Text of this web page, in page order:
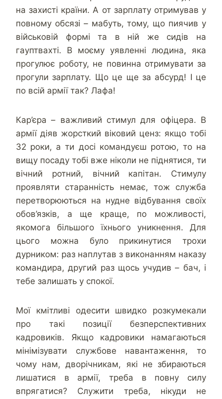
на захисті країни. А от зарплату отримував у
повному обсязі – мабуть, тому, що пиячив у
військовій формі та в ній же сидів на
гауптвахті. В моєму уявленні людина, яка
прогулює роботу, не повинна отримувати за
прогули зарплату. Що це ще за абсурд! І це
по всій армії так? Лафа!
Кар’єра – важливий стимул для офіцера. В
армії діяв жорсткий віковий ценз: якщо тобі
32 роки, а ти досі командуєш ротою, то на
вищу посаду тобі вже ніколи не піднятися, ти
вічний ротний, вічний капітан. Стимулу
проявляти старанність немає, тож служба
перетворюються на нудне відбування своїх
обов’язків, а ще краще, по можливості,
якомога більшого їхнього уникнення. Для
цього можна було прикинутися трохи
дурником: раз наплутав з виконанням наказу
командира, другий раз щось учудив – бач, і
тебе залишать у спокої.
Мої кмітливі одесити швидко розкумекали
про такі позиції безперспективних
кадровиків. Якщо кадровики намагаються
мінімізувати службове навантаження, то
чому нам, дворічникам, які не збираються
лишатися в армії, треба в повну силу
впрягатися? Служити треба, нікуди не